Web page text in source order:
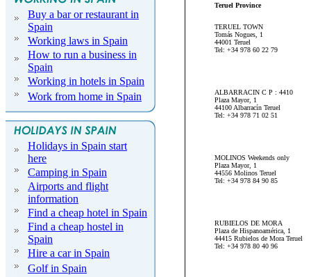
Buy a bar or restaurant in
Spain
Working laws in Spain
How to run a business in
Spain
Working in hotels in Spain
Work from home in Spain
Holidays in Spain start
here
Camping in Spain
Airports and flight
information
Find a cheap hotel in Spain
Find a cheap hostel in
Spain
Hire a car in Spain
Golf in Spain
Teruel Province
TERUEL TOWN
Tomás Nogues, 1
44001 Teruel
Tel: +34 978 60 22 79
ALBARRACIN C P : 4410
Plaza Mayor, 1
44100 Albarracín Teruel
Tel: +34 978 71 02 51
MOLINOS Weekends only
Plaza Mayor, 1
44556 Molinos Teruel
Tel: +34 978 84 90 85
RUBIELOS DE MORA
Plaza de Hispanoamérica, 1
44415 Rubielos de Mora Teruel
Tel: +34 978 80 40 96